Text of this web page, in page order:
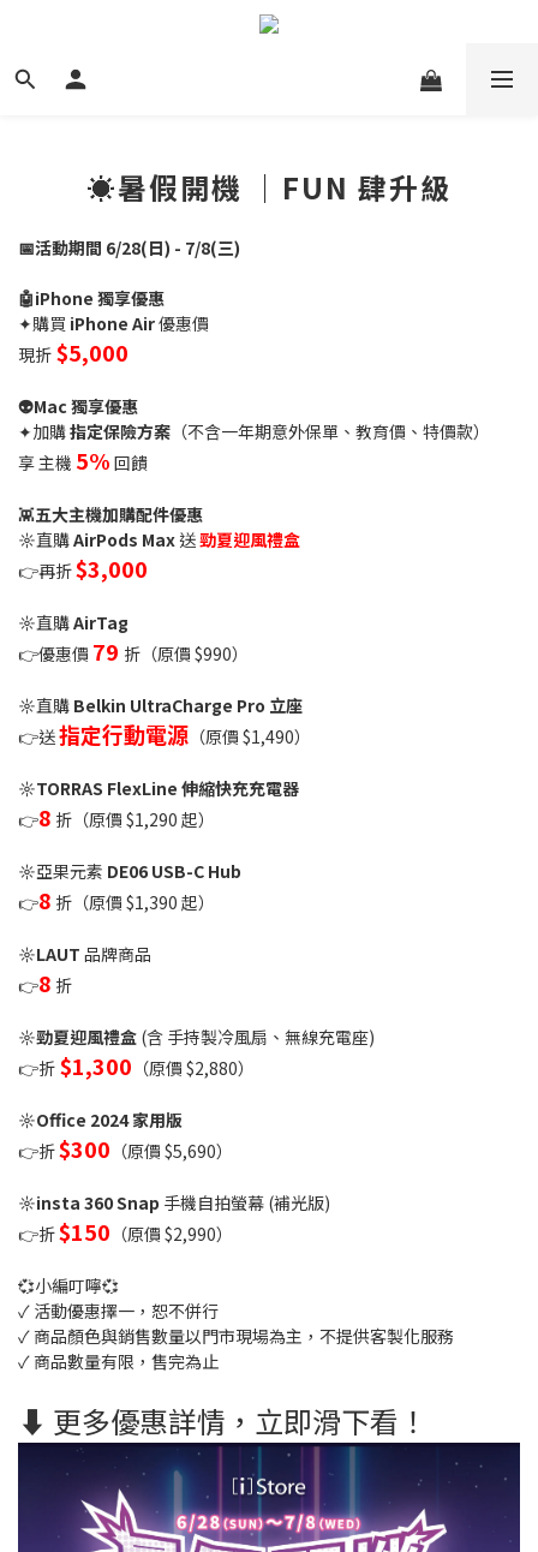
☀️暑假開機 ｜FUN 肆升級
📅活動期間 6/28(日) - 7/8(三)
🤖iPhone 獨享優惠
✦購買 iPhone Air優惠價
現折 $5,000
👽Mac 獨享優惠
✦加購指定保險方案 （不含一年期意外保單、教育價、特價款）
享 主機 5% 回饋
👾五大主機加購配件優惠
☼直購AirPods Max送勁夏迎風禮盒
👉再折$3,000
☼直購AirTag
👉優惠價 79 折（原價 $990）
☼直購 Belkin UltraCharge Pro 立座
👉送指定行動電源 （原價 $1,490）
☼TORRAS FlexLine 伸縮快充充電器
👉8 折（原價 $1,290 起）
☼亞果元素 DE06 USB-C Hub
👉8 折（原價 $1,390 起）
☼LAUT 品牌商品
👉8 折
☼勁夏迎風禮盒 (含 手持製冷風扇、無線充電座)
👉折 $1,300 （原價 $2,880）
☼Office 2024 家用版
👉折$300 （原價 $5,690）
☼insta 360 Snap 手機自拍螢幕 (補光版)
👉折$150 （原價 $2,990）
💞小編叮嚀💞
✓ 活動優惠擇一，恕不併行
✓ 商品顏色與銷售數量以門市現場為主，不提供客製化服務
✓ 商品數量有限，售完為止
⬇️ 更多優惠詳情，立即滑下看！